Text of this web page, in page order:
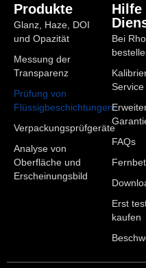
Produkte
Glanz, Haze, DOI
und Opazität
Messung der
Transparenz
Prüfung von
Flüssigbeschichtungen
Verpackungsprüfgeräte
Analyse von
Oberfläche und
Erscheinungsbild
Hilfe
Bei
Service
FAQs
Erst
kaufen